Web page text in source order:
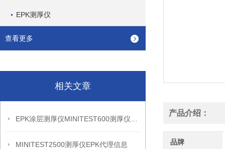
EPK测厚仪
查看更多
相关文章
MINITEST2500测厚仪EPK代理信息
产品介绍：
品牌